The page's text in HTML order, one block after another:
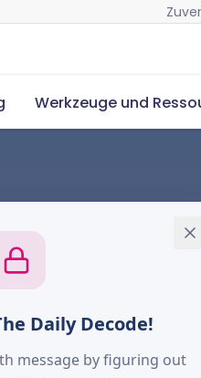
Werkzeuge und